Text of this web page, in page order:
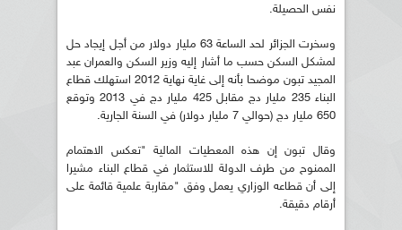
نفس الحصيلة.
وسخرت الجزائر لحد الساعة 63 مليار دولار من أجل إيجاد حل
لمشكل السكن حسب ما أشار إليه وزير السكن والعمران عبد
المجيد تبون موضحا بأنه إلى غاية نهاية 2012 استهلك قطاع
البناء 235 مليار دج مقابل 425 مليار دج في 2013 وتوقع
650 مليار دج (حوالي 7 مليار دولار) في السنة الجارية.
وقال تبون إن هذه المعطيات المالية "تعكس الاهتمام
الممنوح من طرف الدولة للاستثمار في قطاع البناء مشيرا
إلى أن قطاعه الوزاري يعمل وفق "مقاربة علمية قائمة على
أرقام دقيقة.